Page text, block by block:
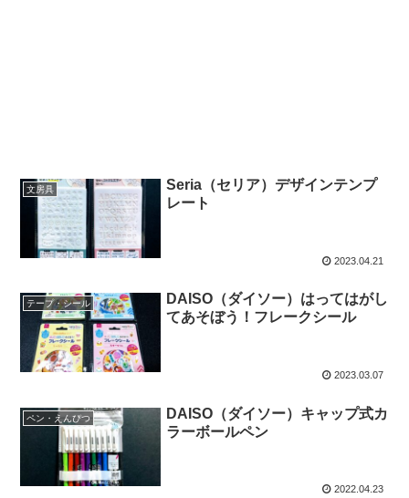
文房具
Seria（セリア）デザインテンプ
レート
2023.04.21
テープ・シール
DAISO（ダイソー）はってはがし
てあそぼう！フレークシール
2023.03.07
ペン・えんぴつ
DAISO（ダイソー）キャップ式カ
ラーボールペン
2022.04.23